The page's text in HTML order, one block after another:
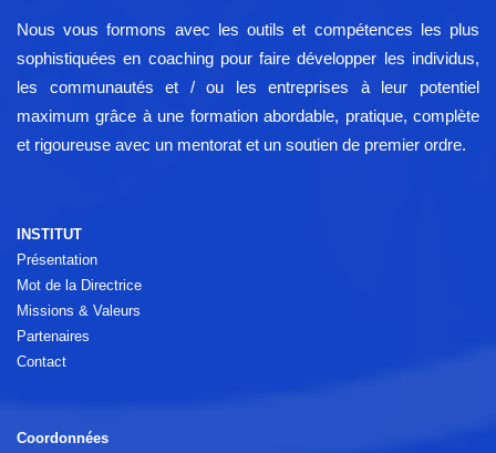
Nous vous formons avec les outils et compétences les plus
sophistiquées en coaching pour faire développer les individus,
les communautés et / ou les entreprises à leur potentiel
maximum grâce à une formation abordable, pratique, complète
et rigoureuse avec un mentorat et un soutien de premier ordre.
INSTITUT
Présentation
Mot de la Directrice
Missions & Valeurs
Partenaires
Contact
Coordonnées